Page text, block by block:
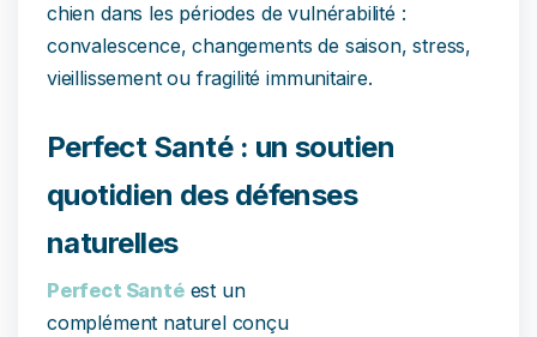
chien dans les périodes de vulnérabilité :
convalescence, changements de saison, stress,
vieillissement ou fragilité immunitaire.
Perfect Santé : un soutien
quotidien des défenses
naturelles
Perfect Santéest un
complément naturel conçu